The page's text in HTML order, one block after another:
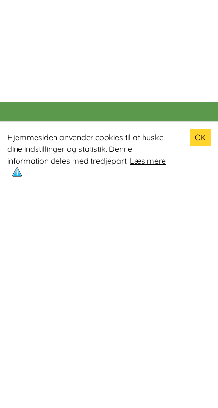
Hjemmesiden anvender cookies til at huske
dine indstillinger og statistik. Denne
information deles med tredjepart. Læs mere
OK
Populære produkter
Odin R900 Romaskine
Odin S900 Spinningcykel